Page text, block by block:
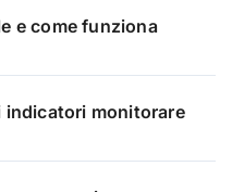
e come funziona
indicatori monitorare